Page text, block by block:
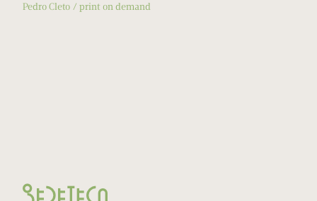
Pedro Cleto
print on demand